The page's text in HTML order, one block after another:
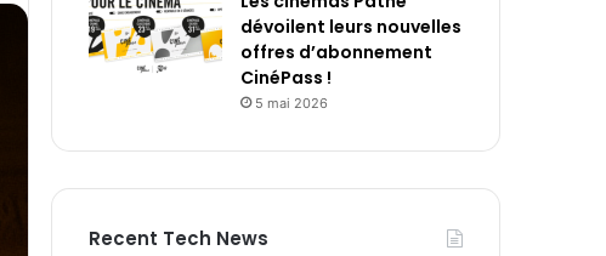
dévoilent leurs nouvelles
offres d’abonnement
CinéPass !
5 mai 2026
Recent Tech News